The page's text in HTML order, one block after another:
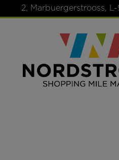
2, Marbuergerstrooss,